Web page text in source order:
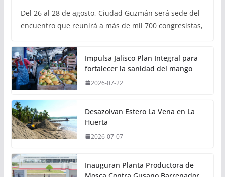
Del 26 al 28 de agosto, Ciudad Guzmán será sede del
encuentro que reunirá a más de mil 700 congresistas,
Impulsa Jalisco Plan Integral para
fortalecer la sanidad del mango
2026-07-22
Desazolvan Estero La Vena en La
Huerta
2026-07-07
Inauguran Planta Productora de